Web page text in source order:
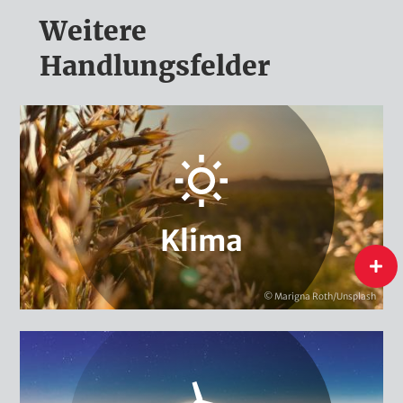
Weitere
Handlungsfelder
Klima
© Marigna Roth/Unsplash
Anpassung & Vulnerabilität Kohlenstoffmärkte
Urban Governance & Smart Cities
Klimaschutzpolitik Klimafinanzierung
Kommunaler Klimaschutz Klimadiplomatie
Klima
flip
Energiewende International
Energie- & Klimakampagnen